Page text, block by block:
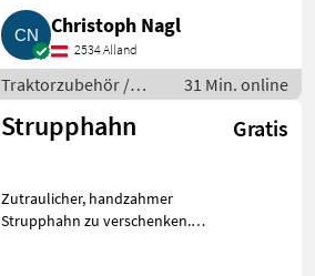
Originalteil kaum in diesem
Zustand zu finden. Die
Kotflügel wurden bereits kurz
Christoph Nagl
2534 Alland
Traktorzubehör /
Kabinen
31 Min. online
Strupphahn Gratis
Zutraulicher, handzahmer
Strupphahn zu verschenken.